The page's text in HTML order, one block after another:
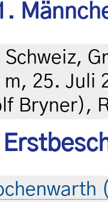
m, 25. Juli
Bryner),